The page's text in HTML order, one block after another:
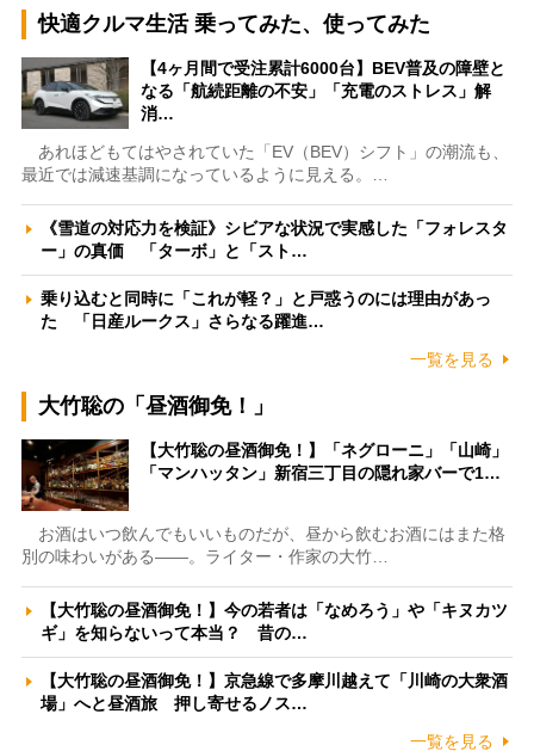
快適クルマ生活 乗ってみた、使ってみた
【4ヶ月間で受注累計6000台】BEV普及の障壁と
なる「航続距離の不安」「充電のストレス」解
消…
あれほどもてはやされていた「EV（BEV）シフト」の潮流も、
最近では減速基調になっているように見える。…
《雪道の対応力を検証》シビアな状況で実感した「フォレスタ
ー」の真価 「ターボ」と「スト…
乗り込むと同時に「これが軽？」と戸惑うのには理由があっ
た 「日産ルークス」さらなる躍進…
一覧を見る
大竹聡の「昼酒御免！」
【大竹聡の昼酒御免！】「ネグローニ」「山崎」
「マンハッタン」新宿三丁目の隠れ家バーで1…
お酒はいつ飲んでもいいものだが、昼から飲むお酒にはまた格
別の味わいがある――。ライター・作家の大竹…
【大竹聡の昼酒御免！】今の若者は「なめろう」や「キヌカツ
ギ」を知らないって本当？ 昔の…
【大竹聡の昼酒御免！】京急線で多摩川越えて「川崎の大衆酒
場」へと昼酒旅 押し寄せるノス…
一覧を見る